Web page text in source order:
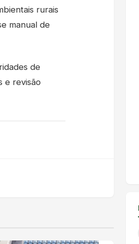
rurais
manual de
de
e revisão